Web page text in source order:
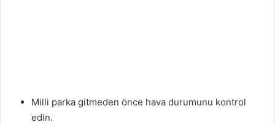
Milli parka gitmeden önce hava durumunu kontrol
edin.